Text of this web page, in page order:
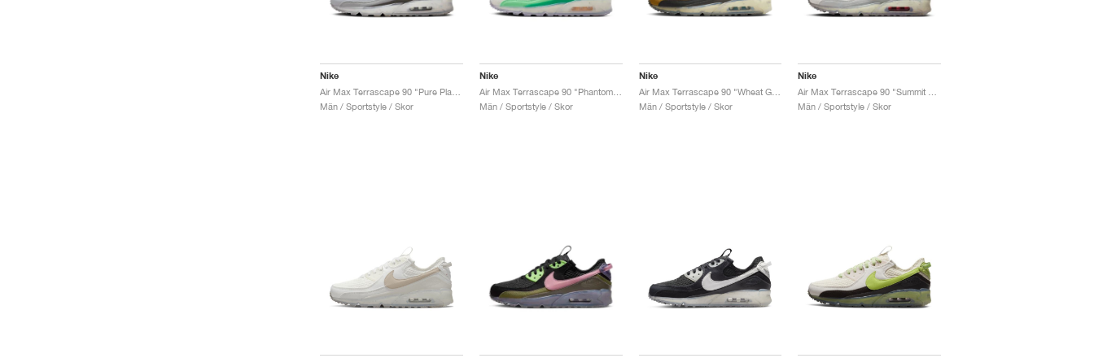
Nike
Män / Sportstyle / Skor
Nike
Air Max Terrascape 90 "Phantom & Action Grape"
Män / Sportstyle / Skor
Nike
Air Max Terrascape 90 "Wheat Gold & Blue Lightning"
Män / Sportstyle / Skor
Nike
Män / Sportstyle / Skor